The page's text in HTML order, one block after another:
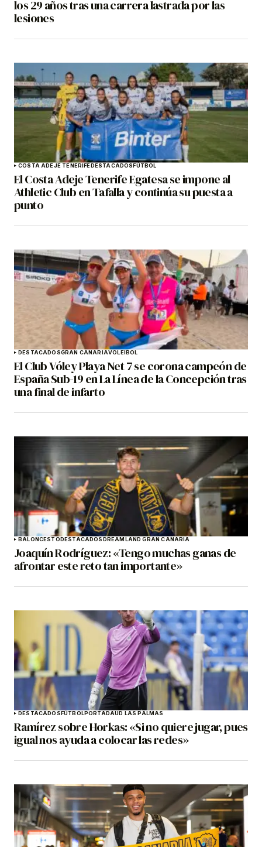
los 29 años tras una carrera lastrada por las
lesiones
COSTA ADEJE TENERIFEDESTACADOSFÚTBOL
El Costa Adeje Tenerife Egatesa se impone al
Athletic Club en Tafalla y continúa su puesta a
punto
DESTACADOSGRAN CANARIAVOLEIBOL
El Club Vóley Playa Net 7 se corona campeón de
España Sub-19 en La Línea de la Concepción tras
una final de infarto
BALONCESTODESTACADOSDREAMLAND GRAN CANARIA
Joaquín Rodríguez: «Tengo muchas ganas de
afrontar este reto tan importante»
DESTACADOSFÚTBOLPORTADAUD LAS PALMAS
Ramírez sobre Horkas: «Si no quiere jugar, pues
igual nos ayuda a colocar las redes»